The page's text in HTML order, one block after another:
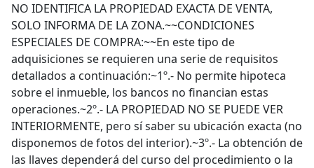
NO IDENTIFICA LA PROPIEDAD EXACTA DE VENTA,
SOLO INFORMA DE LA ZONA.~~CONDICIONES
ESPECIALES DE COMPRA:~~En este tipo de
adquisiciones se requieren una serie de requisitos
detallados a continuación:~1º.- No permite hipoteca
sobre el inmueble, los bancos no financian estas
operaciones.~2º.- LA PROPIEDAD NO SE PUEDE VER
INTERIORMENTE, pero sí saber su ubicación exacta (no
disponemos de fotos del interior).~3º.- La obtención de
las llaves dependerá del curso del procedimiento o la